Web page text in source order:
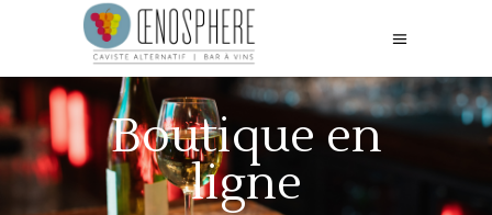
Boutique en
ligne